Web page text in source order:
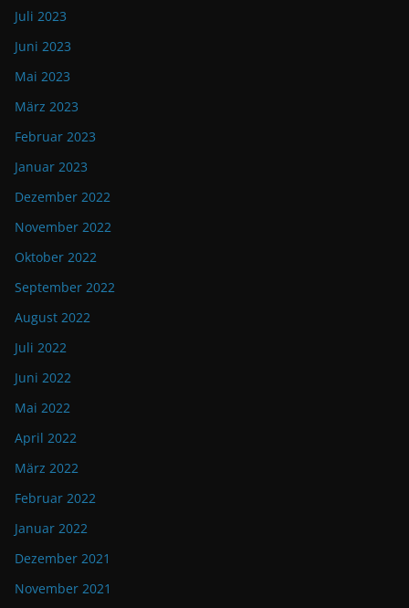
Juli 2023
Juni 2023
Mai 2023
März 2023
Februar 2023
Januar 2023
Dezember 2022
November 2022
Oktober 2022
September 2022
August 2022
Juli 2022
Juni 2022
Mai 2022
April 2022
März 2022
Februar 2022
Januar 2022
Dezember 2021
November 2021